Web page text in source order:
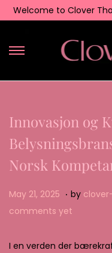
Welcome to Clover
Innovasjon og
Norsk
Posted on
May 21, 2025 M
a
2
. by
comments yet
I en verden der